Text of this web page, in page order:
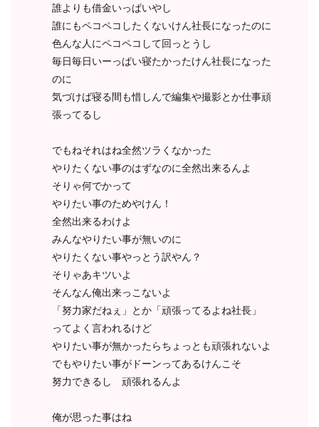
誰よりも借金いっぱいやし
誰にもペコペコしたくないけん社長になったのに
色んな人にペコペコして回っとうし
毎日毎日いーっぱい寝たかったけん社長になった
のに
気づけば寝る間も惜しんで編集や撮影とか仕事頑
張ってるし
でもねそれはね全然ツラくなかった
やりたくない事のはずなのに全然出来るんよ
そりゃ何でかって
やりたい事のためやけん！
全然出来るわけよ
みんなやりたい事が無いのに
やりたくない事やっとう訳やん？
そりゃあキツいよ
そんなん俺出来っこないよ
「努力家だねぇ」とか「頑張ってるよね社長」
ってよく言われるけど
やりたい事が無かったらちょっとも頑張れないよ
でもやりたい事がドーンってあるけんこそ
努力できるし 頑張れるんよ
俺が思った事はね